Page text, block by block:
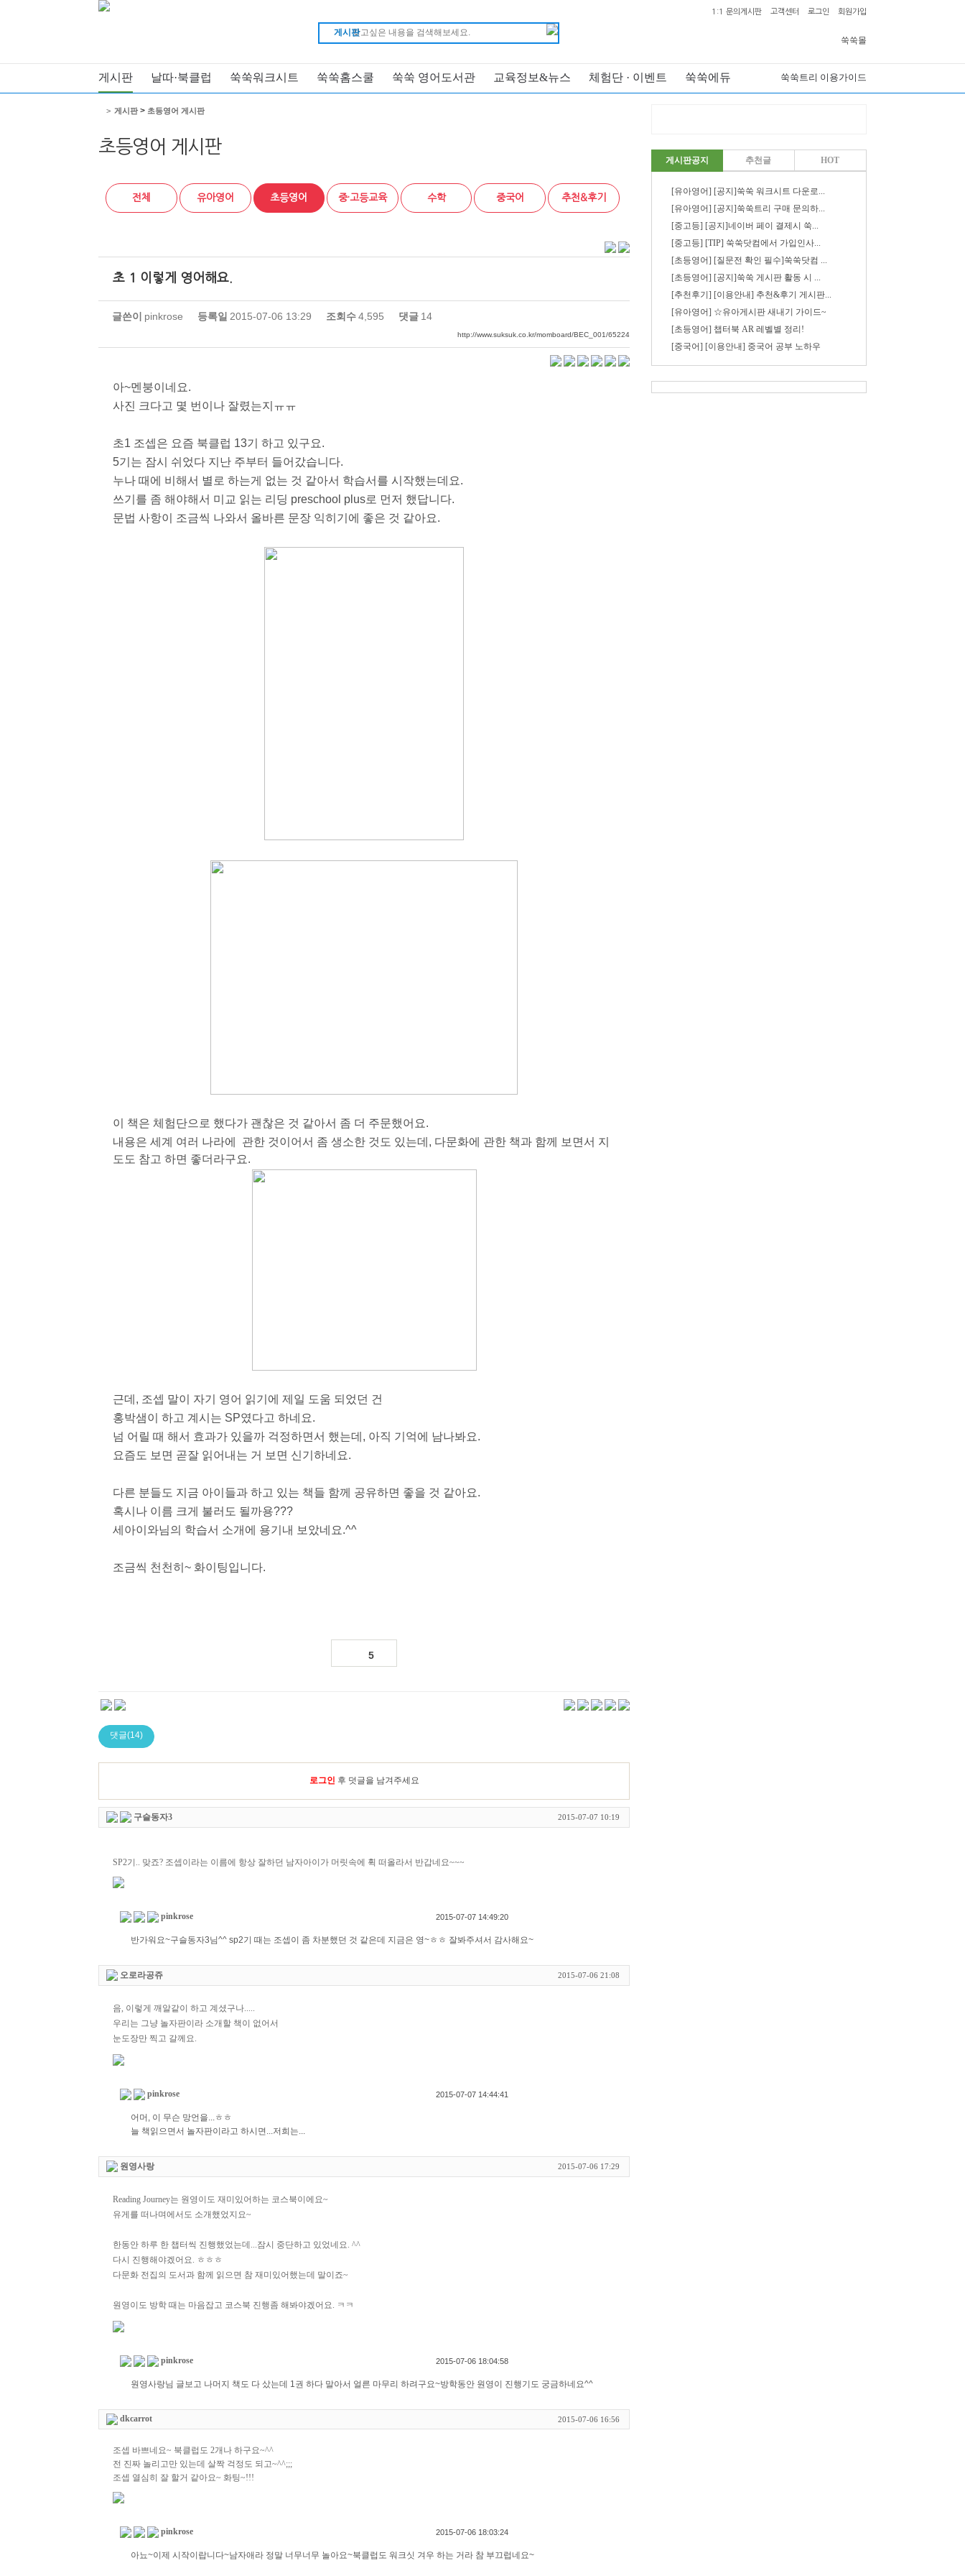
게시판
1:1 문의게시판 고객센터 로그인 회원가입
쑥쑥몰
게시판 날따·북클럽 쑥쑥워크시트 쑥쑥홈스쿨 쑥쑥 영어도서관 교육정보&뉴스 체험단 · 이벤트 쑥쑥에듀 쑥쑥트리 이용가이드
초등영어 게시판
> 게시판> 초등영어 게시판
전체 유아영어 초등영어 중·고등교육 수학 중국어 추천&후기
초 1 이렇게 영어해요.
글쓴이 pinkrose 등록일 2015-07-06 13:29 조회수4,595 댓글 14
http://www.suksuk.co.kr/momboard/BEC_001/65224
아~멘붕이네요.
사진 크다고 몇 번이나 잘렸는지ㅠㅠ
초1 조셉은 요즘 북클럽 13기 하고 있구요.
5기는 잠시 쉬었다 지난 주부터 들어갔습니다.
누나 때에 비해서 별로 하는게 없는 것 같아서 학습서를 시작했는데요.
쓰기를 좀 해야해서 미교 읽는 리딩 preschool plus로 먼저 했답니다.
문법 사항이 조금씩 나와서 올바른 문장 익히기에 좋은 것 같아요.
이 책은 체험단으로 했다가 괜찮은 것 같아서 좀 더 주문했어요.
내용은 세계 여러 나라에 관한 것이어서 좀 생소한 것도 있는데, 다문화에 관한 책과 함께 보면서 지
도도 참고 하면 좋더라구요.
근데, 조셉 말이 자기 영어 읽기에 제일 도움 되었던 건
홍박샘이 하고 계시는 SP였다고 하네요.
넘 어릴 때 해서 효과가 있을까 걱정하면서 했는데, 아직 기억에 남나봐요.
요즘도 보면 곧잘 읽어내는 거 보면 신기하네요.
다른 분들도 지금 아이들과 하고 있는 책들 함께 공유하면 좋을 것 같아요.
혹시나 이름 크게 불러도 될까용???
세아이와님의 학습서 소개에 용기내 보았네요.^^
조금씩 천천히~ 화이팅입니다.
5
댓글(14)
로그인 후 덧글을 남겨주세요
구슬동자3 2015-07-07 10:19
SP2기.. 맞죠? 조셉이라는 이름에 항상 잘하던 남자아이가 머릿속에 휙 떠올라서 반갑네요~~~
pinkrose 2015-07-07 14:49:20
반가워요~구슬동자3님^^ sp2기 때는 조셉이 좀 차분했던 것 같은데 지금은 영~ㅎㅎ 잘봐주셔서 감사해요~
오로라공쥬 2015-07-06 21:08
음, 이렇게 깨알같이 하고 계셨구나.....
우리는 그냥 놀자판이라 소개할 책이 없어서
눈도장만 찍고 갈께요.
pinkrose 2015-07-07 14:44:41
어머, 이 무슨 망언을...ㅎㅎ
늘 책읽으면서 놀자판이라고 하시면...저희는...
원영사랑 2015-07-06 17:29
Reading Journey는 원영이도 재미있어하는 코스북이에요~
유게를 떠나며에서도 소개했었지요~
한동안 하루 한 챕터씩 진행했었는데...잠시 중단하고 있었네요. ^^
다시 진행해야겠어요. ㅎㅎㅎ
다문화 전집의 도서과 함께 읽으면 참 재미있어했는데 말이죠~
원영이도 방학 때는 마음잡고 코스북 진행좀 해봐야겠어요. ㅋㅋ
pinkrose 2015-07-06 18:04:58
원영사랑님 글보고 나머지 책도 다 샀는데 1권 하다 말아서 얼른 마무리 하려구요~방학동안 원영이 진행기도 궁금하네요^^
dkcarrot 2015-07-06 16:56
조셉 바쁘네요~ 북클럽도 2개나 하구요~^^
전 진짜 놀리고만 있는데 살짝 걱정도 되고~^^;;;
조셉 열심히 잘 할거 같아요~ 화팅~!!!
pinkrose 2015-07-06 18:03:24
아뇨~이제 시작이랍니다~남자애라 정말 너무너무 놀아요~북클럽도 워크싯 겨우 하는 거라 참 부끄럽네요~
게시판공지 추천글 HOT
[유아영어] [공지]쑥쑥 워크시트 다운로...
[유아영어] [공지]쑥쑥트리 구매 문의하...
[중고등] [공지]네이버 페이 결제시 쑥...
[중고등] [TIP] 쑥쑥닷컴에서 가입인사...
[초등영어] [질문전 확인 필수]쑥쑥닷컴 ...
[초등영어] [공지]쑥쑥 게시판 활동 시 ...
[추천후기] [이용안내] 추천&후기 게시판...
[유아영어] ☆유아게시판 새내기 가이드~
[초등영어] 챕터북 AR 레벨별 정리!
[중국어] [이용안내] 중국어 공부 노하우